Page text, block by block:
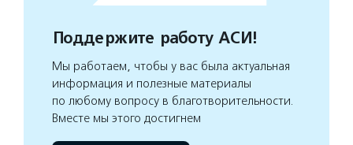
Поддержите работу АСИ!
Мы работаем, чтобы у вас была актуальная
информация и полезные материалы
по любому вопросу в благотворительности.
Вместе мы этого достигнем